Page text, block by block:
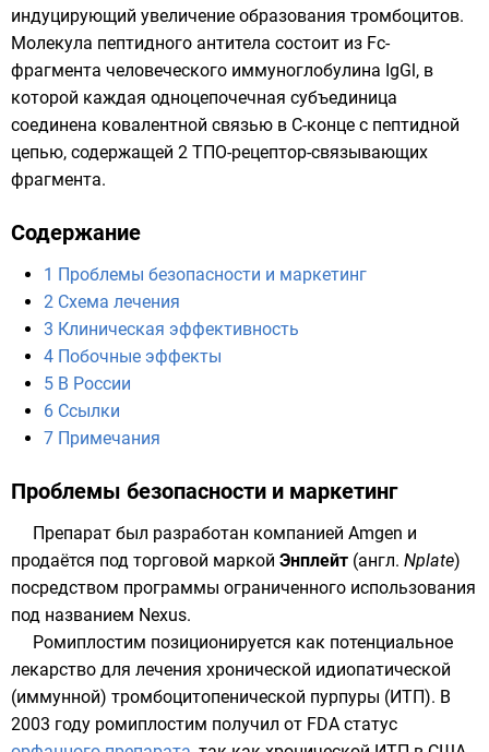
индуцирующий увеличение образования тромбоцитов.
Молекула пептидного антитела состоит из Fc-
фрагмента человеческого иммуноглобулина IgGl, в
которой каждая одноцепочечная субъединица
соединена ковалентной связью в С-конце с пептидной
цепью, содержащей 2 ТПО-рецептор-связывающих
фрагмента.
Содержание
1 Проблемы безопасности и маркетинг
2 Схема лечения
3 Клиническая эффективность
4 Побочные эффекты
5 В России
6 Ссылки
7 Примечания
Проблемы безопасности и маркетинг
Препарат был разработан компанией Amgen и
продаётся под торговой маркой Энплейт (англ. Nplate)
посредством программы ограниченного использования
под названием Nexus.
Ромиплостим позиционируется как потенциальное
лекарство для лечения хронической идиопатической
(иммунной) тромбоцитопенической пурпуры (ИТП). В
2003 году ромиплостим получил от FDA статус